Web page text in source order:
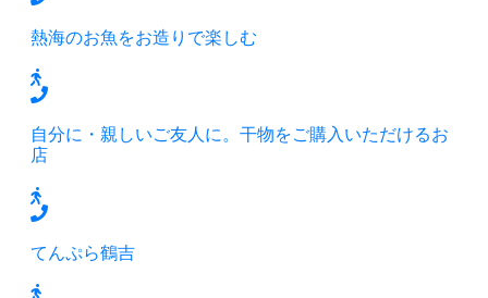
熱海のお魚をお造りで楽しむ
自分に・親しいご友人に。干物をご購入いただけるお
店
てんぷら鶴吉